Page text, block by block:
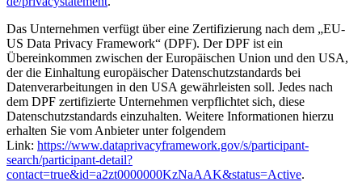
Das Unternehmen verfügt über eine Zertifizierung nach dem „EU-
US Data Privacy Framework“ (DPF). Der DPF ist ein
Übereinkommen zwischen der Europäischen Union und den USA,
der die Einhaltung europäischer Datenschutzstandards bei
Datenverarbeitungen in den USA gewährleisten soll. Jedes nach
dem DPF zertifizierte Unternehmen verpflichtet sich, diese
Datenschutzstandards einzuhalten. Weitere Informationen hierzu
erhalten Sie vom Anbieter unter folgendem
Link: https://www.dataprivacyframework.gov/s/participant-
search/participant-detail?
contact=true&id=a2zt0000000KzNaAAK&status=Active.